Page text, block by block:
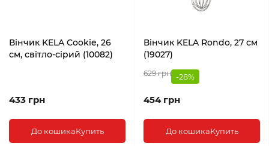
Вінчик KELA Cookie, 26
см, світло-сірий (10082)
433 грн
До кошикаКупить
Вінчик KELA Rondo, 27 см
(19027)
629 грн -28%
454 грн
До кошикаКупить